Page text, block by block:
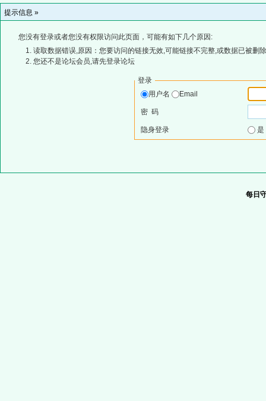
提示信息 »
您没有登录或者您没有权限访问此页面，可能有如下几个原因:
读取数据错误,原因：您要访问的链接无效,可能链接不完整,或数据已被删
您还不是论坛会员,请先登录论坛
登录
用户名
Email
密 码
隐身登录
每日